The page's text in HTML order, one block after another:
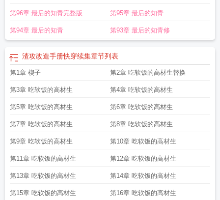
第96章 最后的知青完整版 第95章 最后的知青
第94章 最后的知青 第93章 最后的知青修
渣攻改造手册快穿续集章节列表
第1章 楔子 第2章 吃软饭的高材生替换
第3章 吃软饭的高材生 第4章 吃软饭的高材生
第5章 吃软饭的高材生 第6章 吃软饭的高材生
第7章 吃软饭的高材生 第8章 吃软饭的高材生
第9章 吃软饭的高材生 第10章 吃软饭的高材生
第11章 吃软饭的高材生 第12章 吃软饭的高材生
第13章 吃软饭的高材生 第14章 吃软饭的高材生
第15章 吃软饭的高材生 第16章 吃软饭的高材生